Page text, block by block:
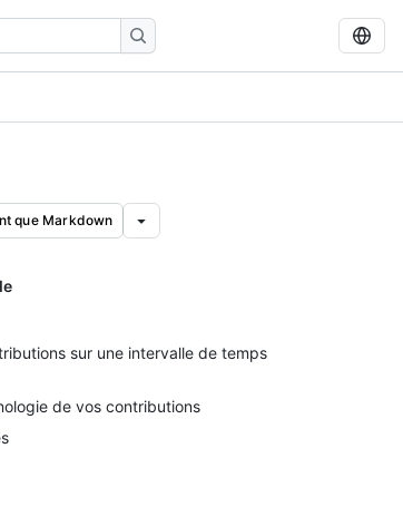
que Markdown
sur une intervalle de temps
de vos contributions